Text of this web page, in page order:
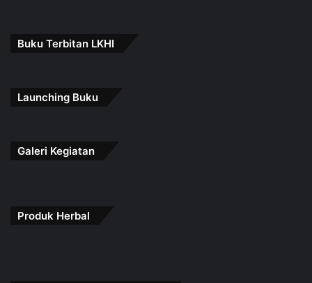
Buku Terbitan LKHI
Launching Buku
Galeri Kegiatan
Produk Herbal